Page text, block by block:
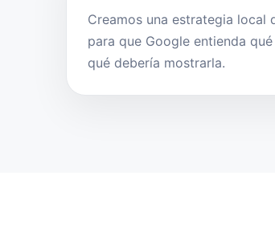
Creamos una estrategia
para que Google entienda
qué debería mostrarla.